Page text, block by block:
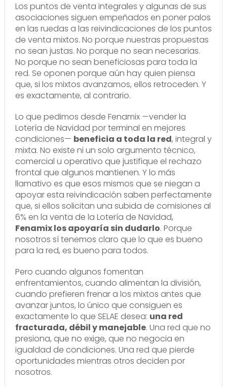
Los puntos de venta integrales y algunas de sus
asociaciones siguen empeñados en poner palos
en las ruedas a las reivindicaciones de los puntos
de venta mixtos. No porque nuestras propuestas
no sean justas. No porque no sean necesarias.
No porque no sean beneficiosas para toda la
red. Se oponen porque aún hay quien piensa
que, si los mixtos avanzamos, ellos retroceden. Y
es exactamente, al contrario.
Lo que pedimos desde Fenamix —vender la
Lotería de Navidad por terminal en mejores
condiciones— beneficia a toda la red, integral y
mixta. No existe ni un solo argumento técnico,
comercial u operativo que justifique el rechazo
frontal que algunos mantienen. Y lo más
llamativo es que esos mismos que se niegan a
apoyar esta reivindicación saben perfectamente
que, si ellos solicitan una subida de comisiones al
6% en la venta de la Lotería de Navidad,
Fenamix los apoyaría sin dudarlo. Porque
nosotros sí tenemos claro que lo que es bueno
para la red, es bueno para todos.
Pero cuando algunos fomentan
enfrentamientos, cuando alimentan la división,
cuando prefieren frenar a los mixtos antes que
avanzar juntos, lo único que consiguen es
exactamente lo que SELAE desea: una red
fracturada, débil y manejable. Una red que no
presiona, que no exige, que no negocia en
igualdad de condiciones. Una red que pierde
oportunidades mientras otros deciden por
nosotros.